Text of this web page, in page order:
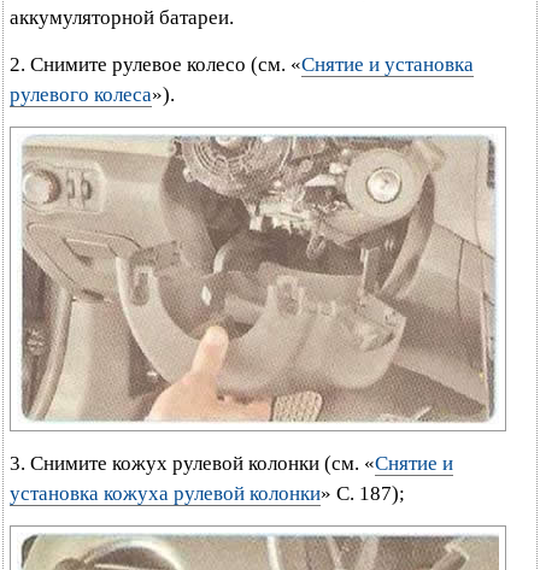
аккумуляторной батареи.
2. Снимите рулевое колесо (см. «Снятие и установка
рулевого колеса»).
3. Снимите кожух рулевой колонки (см. «Снятие и
установка кожуха рулевой колонки» С. 187);